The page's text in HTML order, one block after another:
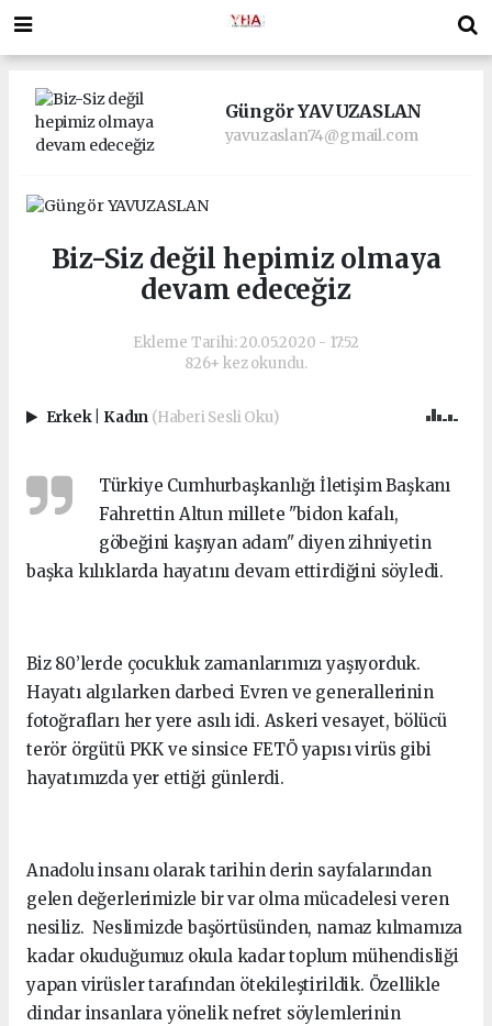
Güngör YAVUZASLAN
yavuzaslan74@gmail.com
Biz-Siz değil hepimiz olmaya
devam edeceğiz
Ekleme Tarihi: 20.05.2020 - 17:52
826+ kez okundu.
Erkek Kadın (Haberi Sesli Oku)
Türkiye Cumhurbaşkanlığı İletişim Başkanı
Fahrettin Altun millete "bidon kafalı,
göbeğini kaşıyan adam" diyen zihniyetin
başka kılıklarda hayatını devam ettirdiğini söyledi.
Biz 80’lerde çocukluk zamanlarımızı yaşıyorduk.
Hayatı algılarken darbeci Evren ve generallerinin
fotoğrafları her yere asılı idi. Askeri vesayet, bölücü
terör örgütü PKK ve sinsice FETÖ yapısı virüs gibi
hayatımızda yer ettiği günlerdi.
Anadolu insanı olarak tarihin derin sayfalarından
gelen değerlerimizle bir var olma mücadelesi veren
nesiliz. Neslimizde başörtüsünden, namaz kılmamıza
kadar okuduğumuz okula kadar toplum mühendisliği
yapan virüsler tarafından ötekileştirildik. Özellikle
dindar insanlara yönelik nefret söylemlerinin